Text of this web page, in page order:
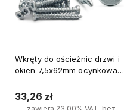
Wkręty do ościeżnic drzwi i
okien 7,5x62mm ocynkowane
33,26 zł